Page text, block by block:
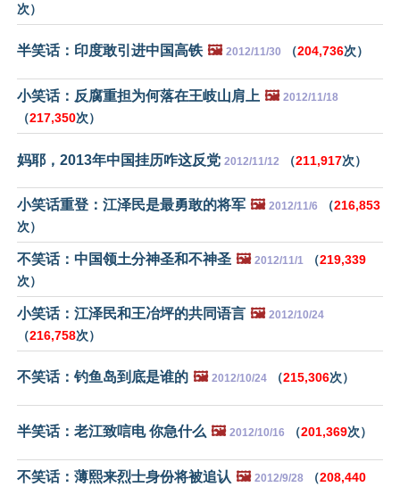
次）
半笑话：印度敢引进中国高铁 🖼️ 2012/11/30 （204,736次）
小笑话：反腐重担为何落在王岐山肩上 🖼️ 2012/11/18
（217,350次）
妈耶，2013年中国挂历咋这反党 2012/11/12 （211,917次）
小笑话重登：江泽民是最勇敢的将军 🖼️ 2012/11/6 （216,853
次）
不笑话：中国领土分神圣和不神圣 🖼️ 2012/11/1 （219,339
次）
小笑话：江泽民和王冶坪的共同语言 🖼️ 2012/10/24
（216,758次）
不笑话：钓鱼岛到底是谁的 🖼️ 2012/10/24 （215,306次）
半笑话：老江致唁电 你急什么 🖼️ 2012/10/16 （201,369次）
不笑话：薄熙来烈士身份将被追认 🖼️ 2012/9/28 （208,440